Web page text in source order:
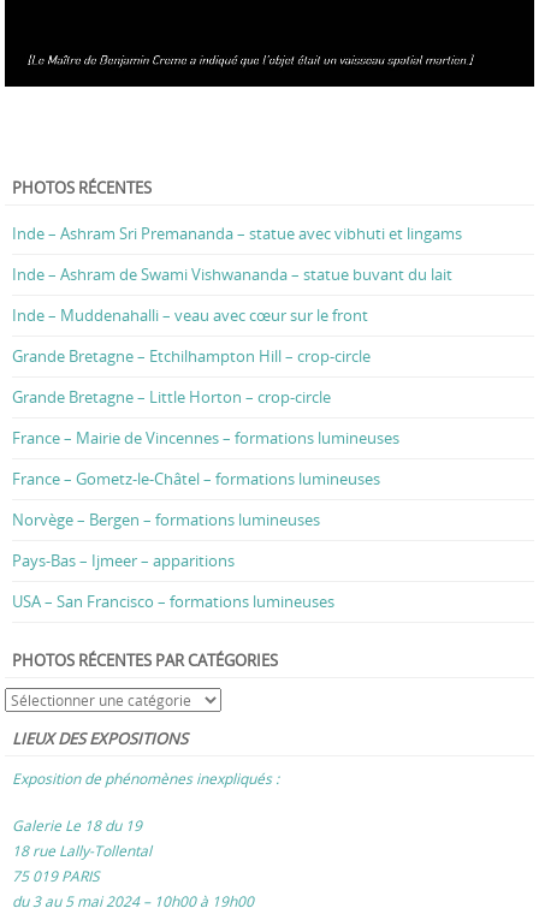
PHOTOS RÉCENTES
Inde – Ashram Sri Premananda – statue avec vibhuti et lingams
Inde – Ashram de Swami Vishwananda – statue buvant du lait
Inde – Muddenahalli – veau avec cœur sur le front
Grande Bretagne – Etchilhampton Hill – crop-circle
Grande Bretagne – Little Horton – crop-circle
France – Mairie de Vincennes – formations lumineuses
France – Gometz-le-Châtel – formations lumineuses
Norvège – Bergen – formations lumineuses
Pays-Bas – Ijmeer – apparitions
USA – San Francisco – formations lumineuses
PHOTOS RÉCENTES PAR CATÉGORIES
LIEUX DES EXPOSITIONS
Exposition de phénomènes inexpliqués :
Galerie Le 18 du 19
18 rue Lally-Tollental
75 019 PARIS
du 3 au 5 mai 2024 – 10h00 à 19h00